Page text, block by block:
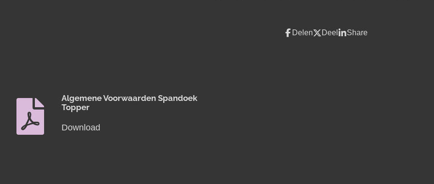
Delen Deel Share
Algemene Voorwaarden Spandoek
Topper
Download